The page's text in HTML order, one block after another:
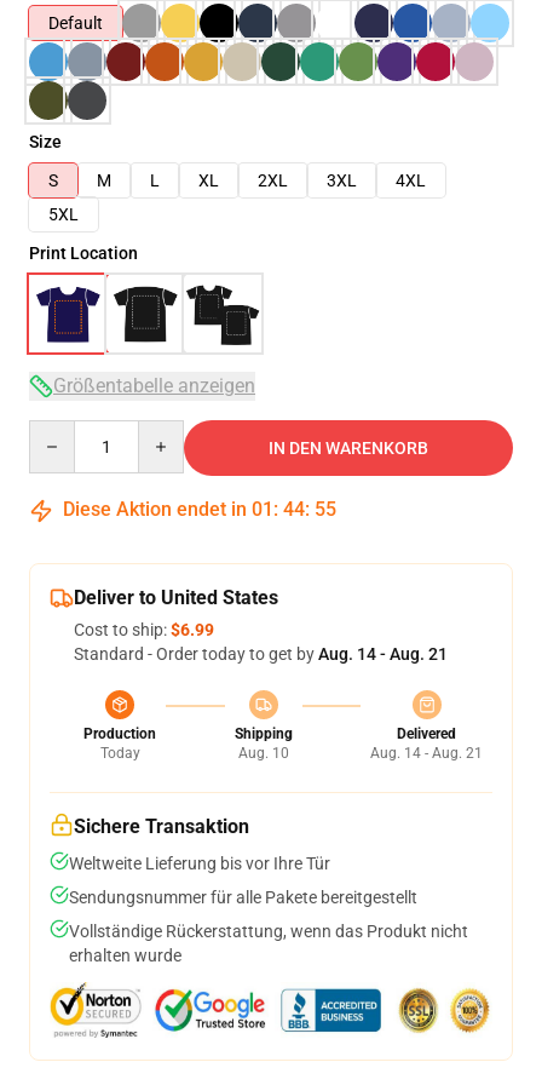
Default
Size
S
M L XL 2XL 3XL
4XL
5XL
Print Location
Größentabelle anzeigen
IN DEN WARENKORB
Diese Aktion endet in 01 : 44: 54
Deliver to United States
Cost to ship:$6.99
Standard - Order today to get byAug. 14 - Aug. 21
Production
Today
Shipping
Aug. 10
Delivered
Aug. 14 - Aug. 21
Sichere Transaktion
Weltweite Lieferung bis vor Ihre Tür
Sendungsnummer für alle Pakete bereitgestellt
Vollständige Rückerstattung, wenn das Produkt nicht
erhalten wurde